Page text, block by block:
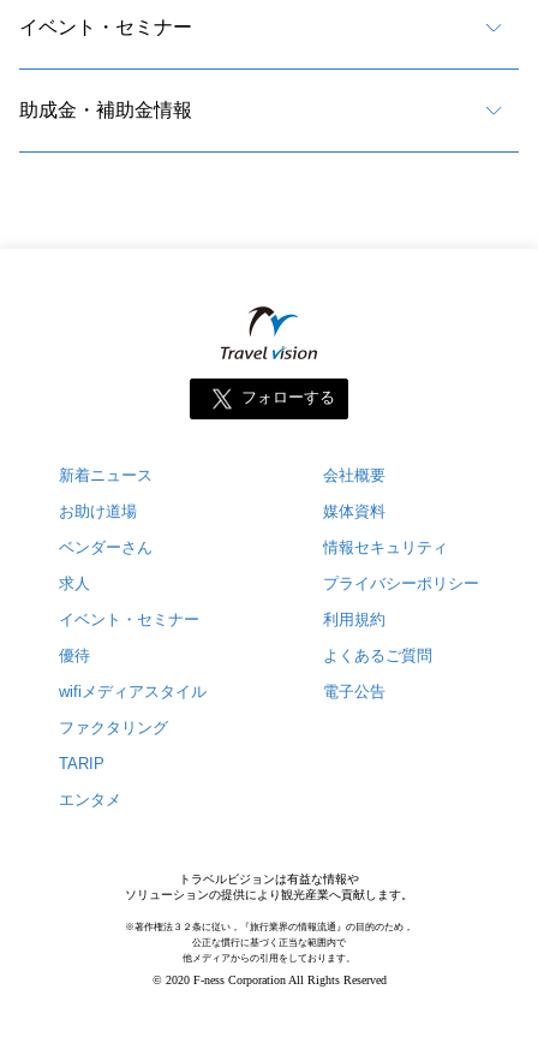
イベント・セミナー
助成金・補助金情報
フォローする
新着ニュース
お助け道場
ベンダーさん
求人
イベント・セミナー
優待
wifiメディアスタイル
ファクタリング
TARIP
エンタメ
会社概要
媒体資料
情報セキュリティ
プライバシーポリシー
利用規約
よくあるご質問
電子公告
トラベルビジョンは有益な情報や
ソリューションの提供により観光産業へ貢献します。
※著作権法３２条に従い，『旅行業界の情報流通』の目的のため，
公正な慣行に基づく正当な範囲内で
他メディアからの引用をしております。
© 2020 F-ness Corporation All Rights Reserved